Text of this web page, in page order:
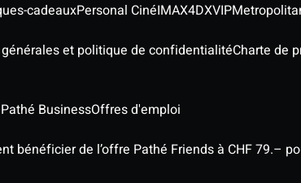
cadeauxPersonal CinéIMAX4DXVIP
et politique de confidentialitéCharte de
Pathé BusinessOffres d'emploi
bénéficier de l’offre Pathé Friends à CHF 79.–